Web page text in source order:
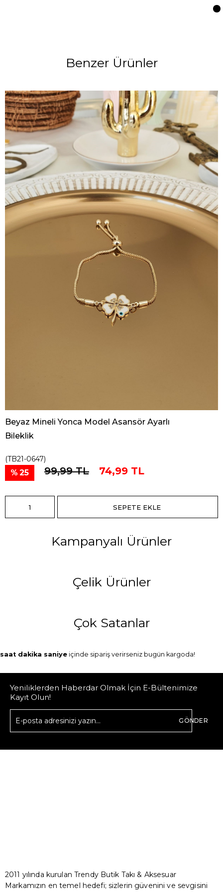
Benzer Ürünler
Beyaz Mineli Yonca Model Asansör Ayarlı
Bileklik
(TB21-0647)
25 99,99 TL 74,99 TL
Kampanyalı Ürünler
Çelik Ürünler
Çok Satanlar
saat dakika saniye içinde sipariş verirseniz bugün kargoda!
Yeniliklerden Haberdar Olmak İçin E-Bültenimize
Kayıt Olun!
GÖNDER
2011 yılında kurulan Trendy Butik Takı & Aksesuar
Markamızın en temel hedefi; sizlerin güvenini ve sevgisini